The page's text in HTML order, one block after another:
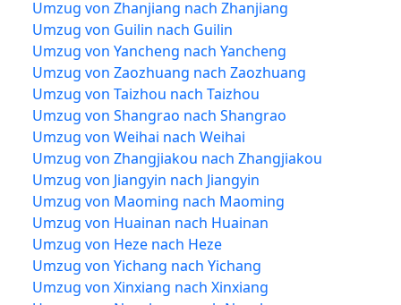
Umzug von Zhanjiang nach Zhanjiang
Umzug von Guilin nach Guilin
Umzug von Yancheng nach Yancheng
Umzug von Zaozhuang nach Zaozhuang
Umzug von Taizhou nach Taizhou
Umzug von Shangrao nach Shangrao
Umzug von Weihai nach Weihai
Umzug von Zhangjiakou nach Zhangjiakou
Umzug von Jiangyin nach Jiangyin
Umzug von Maoming nach Maoming
Umzug von Huainan nach Huainan
Umzug von Heze nach Heze
Umzug von Yichang nach Yichang
Umzug von Xinxiang nach Xinxiang